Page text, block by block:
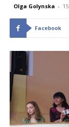
Olga Golynska -
Facebook